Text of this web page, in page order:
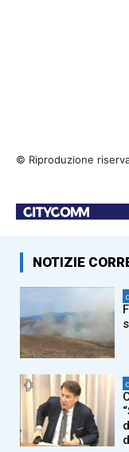
© Riproduzione
NOTIZIE